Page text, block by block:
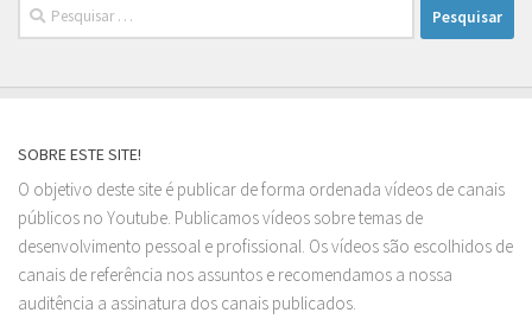
Pesquisar
por:
SOBRE ESTE SITE!
O objetivo deste site é publicar de forma ordenada vídeos de canais
públicos no Youtube. Publicamos vídeos sobre temas de
desenvolvimento pessoal e profissional. Os vídeos são escolhidos de
canais de referência nos assuntos e recomendamos a nossa
auditência a assinatura dos canais publicados.